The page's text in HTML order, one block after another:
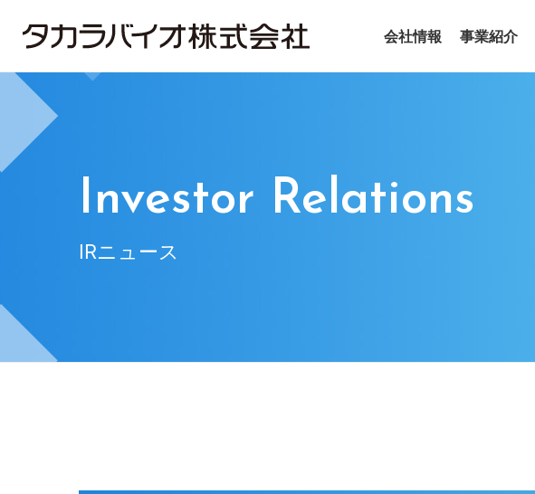
Investor Relations
IRニュース
会社概要
会社情報
CDMO 遺伝子医療
事業紹介
IRお問い合わせ
ニュース＆トピックス 基本方針 マテリアリティ